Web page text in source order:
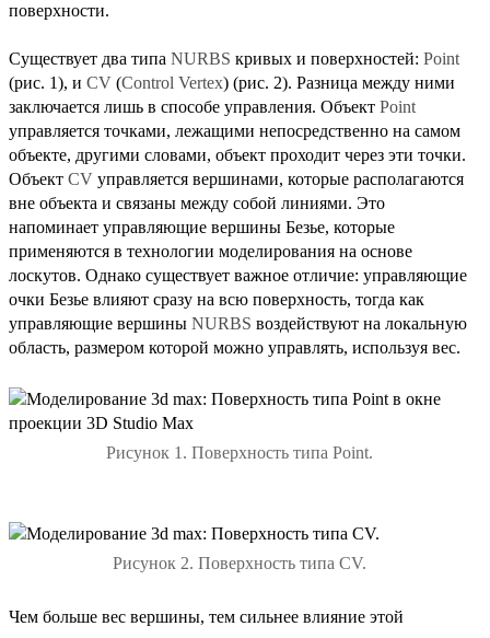
поверхности.
Существует два типа NURBS кривых и поверхностей: Point
(рис. 1), и CV (Control Vertex) (рис. 2). Разница между ними
заключается лишь в способе управления. Объект Point
управляется точками, лежащими непосредственно на самом
объекте, другими словами, объект проходит через эти точки.
Объект CV управляется вершинами, которые располагаются
вне объекта и связаны между собой линиями. Это
напоминает управляющие вершины Безье, которые
применяются в технологии моделирования на основе
лоскутов. Однако существует важное отличие: управляющие
очки Безье влияют сразу на всю поверхность, тогда как
управляющие вершины NURBS воздействуют на локальную
область, размером которой можно управлять, используя вес.
Рисунок 1. Поверхность типа Point.
Рисунок 2. Поверхность типа CV.
Чем больше вес вершины, тем сильнее влияние этой